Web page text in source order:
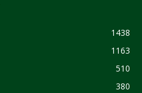
1438
1163
510
380